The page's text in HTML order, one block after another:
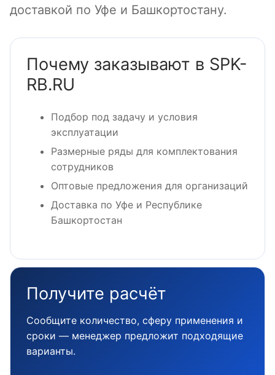
доставкой по Уфе и Башкортостану.
Почему заказывают в SPK-
RB.RU
Подбор под задачу и условия
эксплуатации
Размерные ряды для комплектования
сотрудников
Оптовые предложения для организаций
Доставка по Уфе и Республике
Башкортостан
Получите расчёт
Сообщите количество, сферу применения и
сроки — менеджер предложит подходящие
варианты.